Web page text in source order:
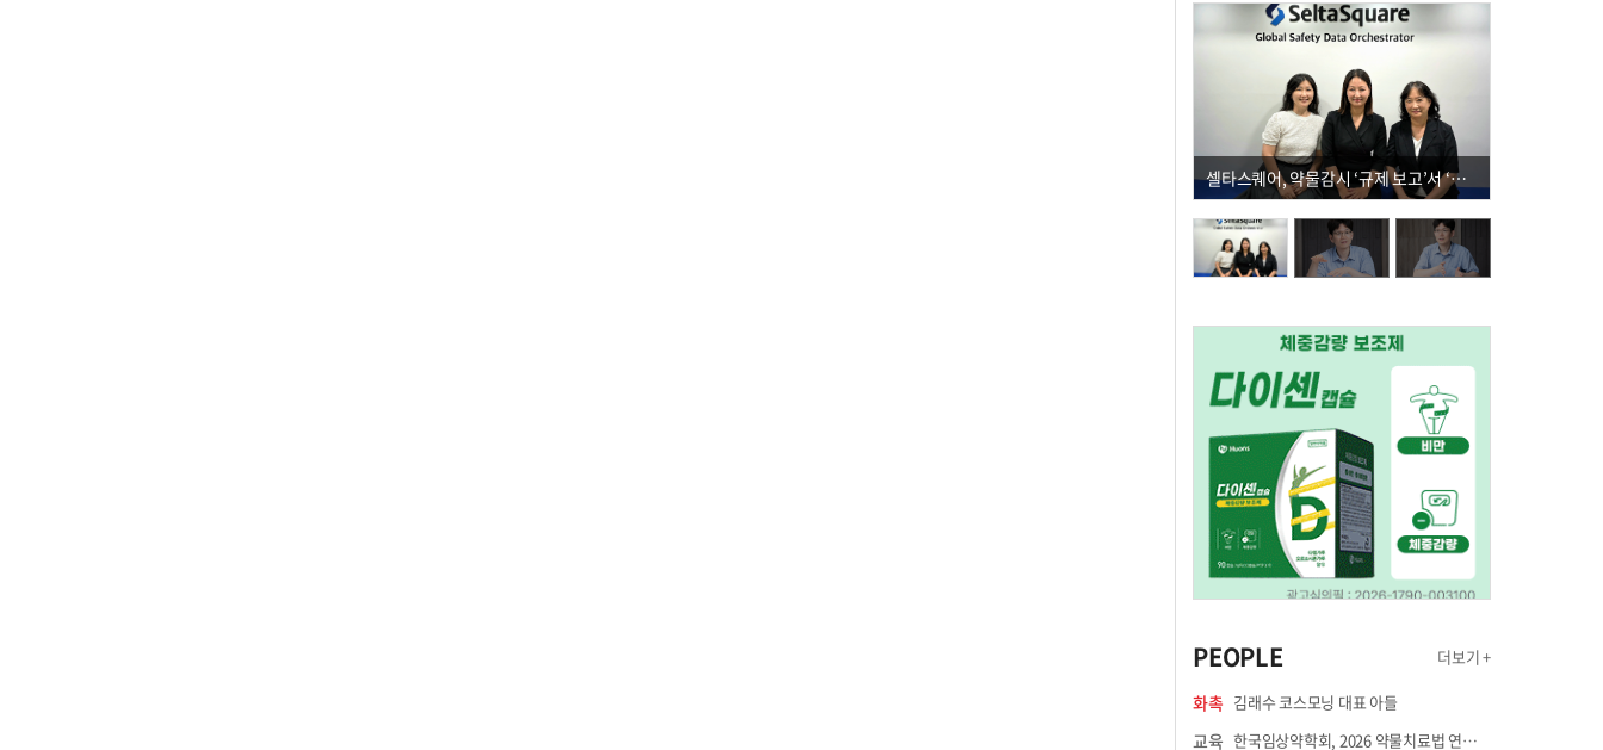
셀타스퀘어, 약물감시 ‘규제 보고’서 ‘데이터 의사결정’으로 "PVX 전환 요구 커진다"
PEOPLE 더보기 +
화촉 김래수 코스모닝 대표 아들
교육 한국임상약학회, 2026 약물치료법 연수강좌 8월 21일 개최